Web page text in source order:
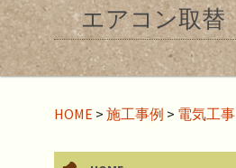
エアコン取替
HOME > 施工事例 > 電気工事